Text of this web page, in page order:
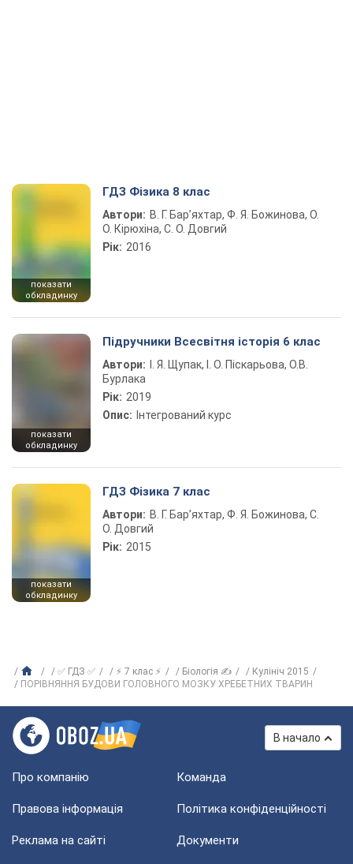
показати
обкладинку
ГДЗ Фізика 8 клас
Автори: В. Г. Бар’яхтар, Ф. Я. Божинова, О.
О. Кірюхіна, С. О. Довгий
Рік: 2016
показати
обкладинку
Підручники Всесвітня історія 6 клас
Автори:
І. Я. Щупак, І. О. Піскарьова, О.В.
Бурлака
Рік: 2019
Опис: Інтегрований курс
показати
обкладинку
ГДЗ Фізика 7 клас
Автори: В. Г. Бар’яхтар, Ф. Я. Божинова, С.
О. Довгий
Рік: 2015
✅ ГДЗ ✅ ⚡ 7 клас ⚡ Біологія ✍
Кулініч 2015
ПОРІВНЯННЯ БУДОВИ ГОЛОВНОГО МОЗКУ ХРЕБЕТНИХ ТВАРИН
В начало
Про компанію Команда
Правова інформація Політика конфіденційності
Реклама на сайті Документи